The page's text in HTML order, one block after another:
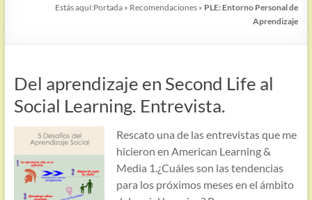
Estás aquí:Portada » Recomendaciones » PLE: Entorno Personal de
Aprendizaje
Del aprendizaje en Second Life al
Social Learning. Entrevista.
Rescato una de las entrevistas que me
hicieron en American Learning &
Media 1.¿Cuáles son las tendencias
para los próximos meses en el ámbito